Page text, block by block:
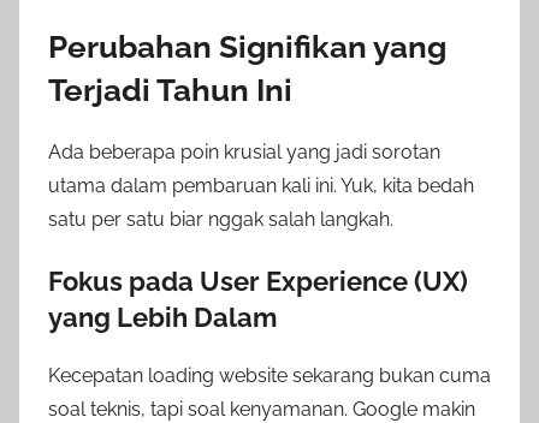
Perubahan Signifikan yang
Terjadi Tahun Ini
Ada beberapa poin krusial yang jadi sorotan
utama dalam pembaruan kali ini. Yuk, kita bedah
satu per satu biar nggak salah langkah.
Fokus pada User Experience (UX)
yang Lebih Dalam
Kecepatan loading website sekarang bukan cuma
soal teknis, tapi soal kenyamanan. Google makin